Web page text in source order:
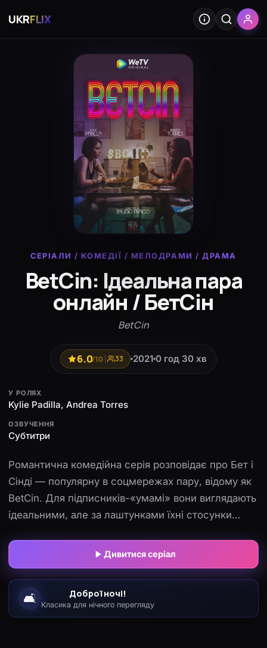
UKRFLIX
СЕРІАЛИ /КОМЕДІЇ / МЕЛОДРАМИ /ДРАМА
BetCin: Ідеальна пара
онлайн / БетСін
BetCin
6.0/10 33 2021 0 год 30 хв
У РОЛЯХ
Kylie Padilla, Andrea Torres
ОЗВУЧЕННЯ
Субтитри
Романтична комедійна серія розповідає про Бет і
Сінді — популярну в соцмережах пару, відому як
BetCin. Для підписників-«умамі» вони виглядають
ідеальними, але за лаштунками їхні стосунки
домовилися, як красиво попрощатися з
аудиторією. Та в найневдаліший момент
надходить повідомлення: їх обрали
півфіналістками онлайн-конкурсу
#RelationshipGoals. На кону — 10 мільйонів песо
Дивитися серіал
🛋️ Доброї ночі!
Класика для нічного перегляду